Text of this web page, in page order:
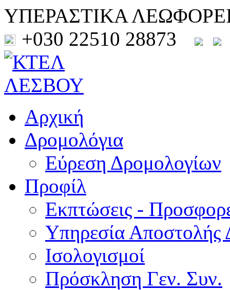
ΥΠΕΡΑΣΤΙΚΑ
+030 22510 28873
Αρχική
Δρομολόγια
Εύρεση Δρομολογίων
Προφίλ
Εκπτώσεις -
Υπηρεσία Αποστολής
Ισολογισμοί
Πρόσκληση Γεν. Συν.